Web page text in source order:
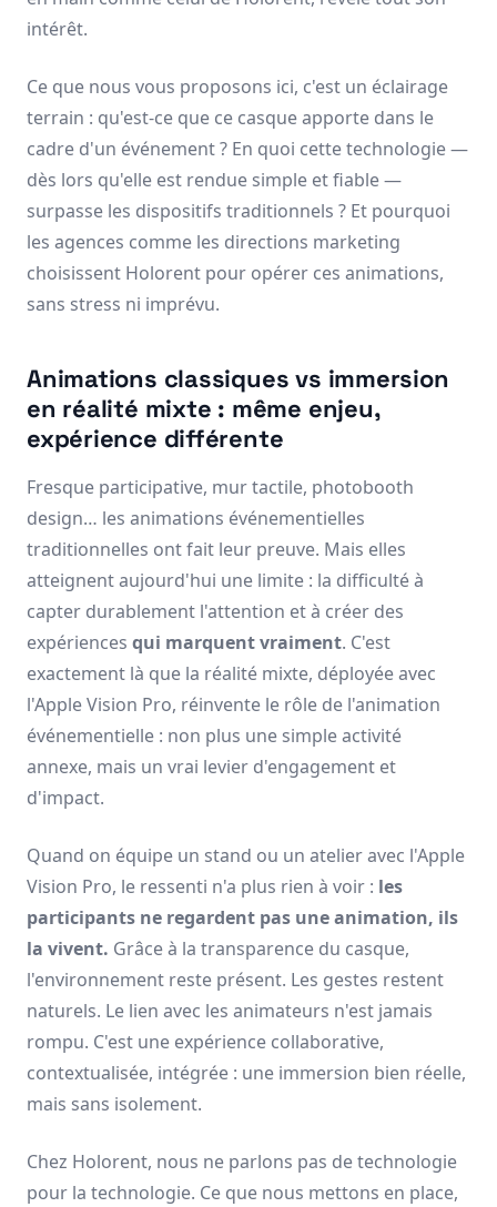
intérêt.
Ce que nous vous proposons ici, c'est un éclairage
terrain : qu'est-ce que ce casque apporte dans le
cadre d'un événement ? En quoi cette technologie —
dès lors qu'elle est rendue simple et fiable —
surpasse les dispositifs traditionnels ? Et pourquoi
les agences comme les directions marketing
choisissent Holorent pour opérer ces animations,
sans stress ni imprévu.
Animations classiques vs immersion
en réalité mixte : même enjeu,
expérience différente
Fresque participative, mur tactile, photobooth
design… les animations événementielles
traditionnelles ont fait leur preuve. Mais elles
atteignent aujourd'hui une limite : la difficulté à
capter durablement l'attention et à créer des
expériences qui marquent vraiment. C'est
exactement là que la réalité mixte, déployée avec
l'Apple Vision Pro, réinvente le rôle de l'animation
événementielle : non plus une simple activité
annexe, mais un vrai levier d'engagement et
d'impact.
Quand on équipe un stand ou un atelier avec l'Apple
Vision Pro, le ressenti n'a plus rien à voir : les
participants ne regardent pas une animation, ils
la vivent. Grâce à la transparence du casque,
l'environnement reste présent. Les gestes restent
naturels. Le lien avec les animateurs n'est jamais
rompu. C'est une expérience collaborative,
contextualisée, intégrée : une immersion bien réelle,
mais sans isolement.
Chez Holorent, nous ne parlons pas de technologie
pour la technologie. Ce que nous mettons en place,